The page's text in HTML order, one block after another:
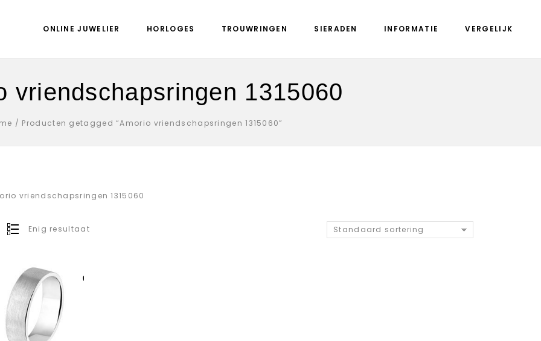
ONLINE JUWELIER HORLOGES TROUWRINGEN SIERADEN INFORMATIE VERGELIJK
vriendschapsringen 1315060
/ Producten getagged “Amorio vriendschapsringen 1315060”
vriendschapsringen 1315060
Enig resultaat Standaard sortering